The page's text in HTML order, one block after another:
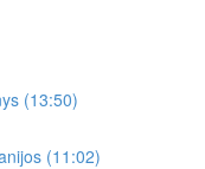
(13:50)
(11:02)